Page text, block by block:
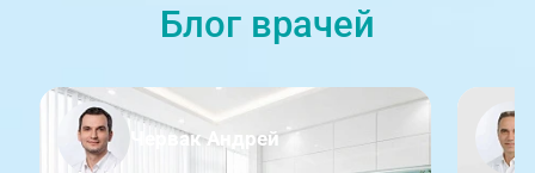
Блог врачей
Червак Андрей